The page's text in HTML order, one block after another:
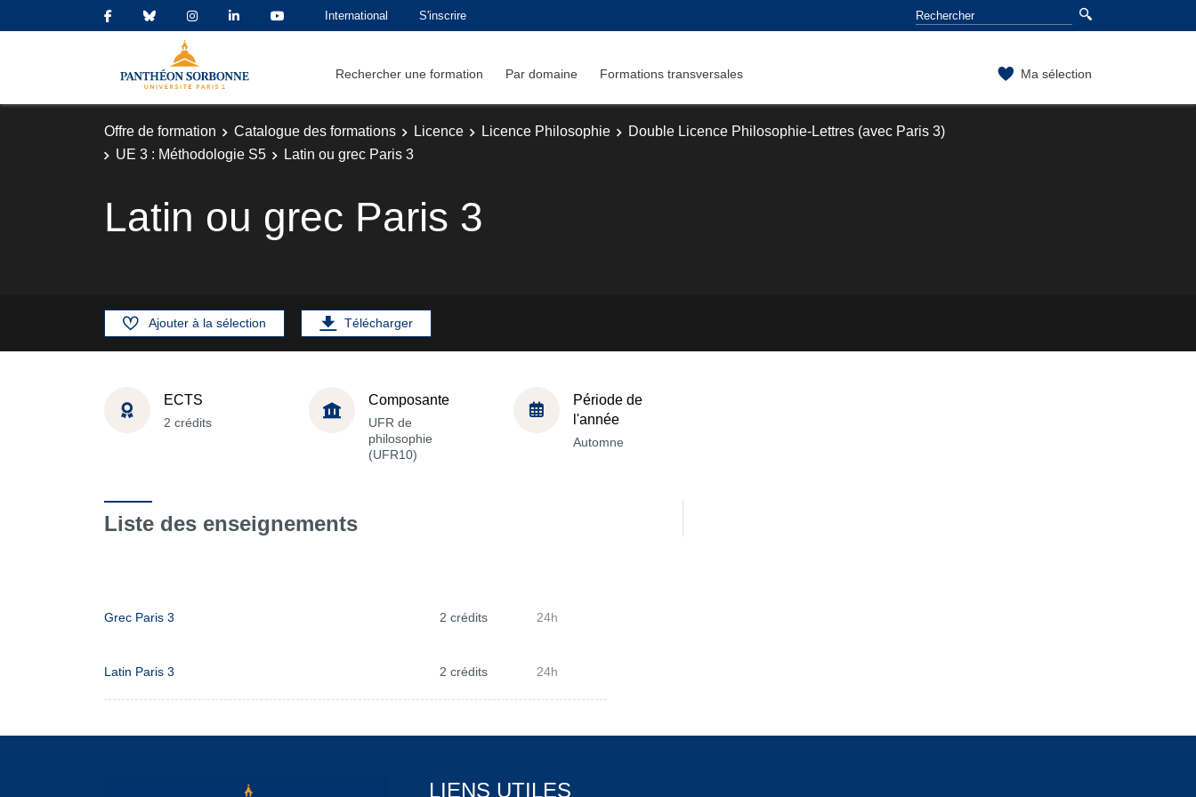
International S'inscrire
Rechercher une formation Par domaine Formations transversales Ma sélection
Offre de formation Catalogue des formations Licence Licence Philosophie
Double Licence Philosophie-Lettres (avec Paris 3)
UE 3 : Méthodologie S5
Latin ou grec Paris 3
Latin ou grec Paris 3
Ajouter à la sélection Télécharger
ECTS
2 crédits
Composante
UFR de
philosophie
(UFR10)
Période de
l'année
Automne
Liste des enseignements
Grec Paris 3 2 crédits 24h
Latin Paris 3 2 crédits 24h
LIENS UTILES